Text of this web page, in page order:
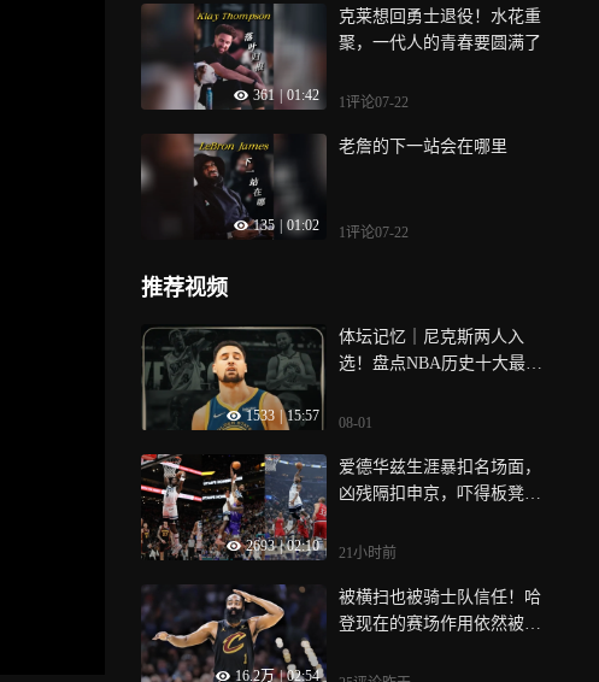
361 | 01:42
克莱想回勇士退役！水花重
聚，一代人的青春要圆满了
1评论07-22
135 01:02
老詹的下一站会在哪里
1评论07-22
推荐视频
1533 | 15:57
体坛记忆｜尼克斯两人入
选！盘点NBA历史十大最强3
08-01
2693 | 02:10
爱德华兹生涯暴扣名场面，
凶残隔扣申京，吓得板凳席
21小时前
16.2万 | 02:54
被横扫也被骑士队信任！哈
登现在的赛场作用依然被低